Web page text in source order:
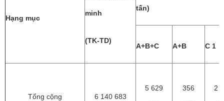
Hạng mục
minh
(TK-TD)
tấn)
A+B+C A+B C 1
Tổng cộng 6 140 683
5 629 356 2